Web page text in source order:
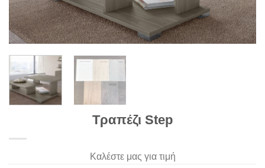
Τραπέζι Step
Καλέστε μας για τιμή